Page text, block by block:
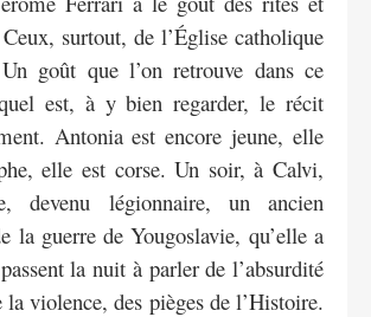
surtout, de l’Église catholique
goût que l’on retrouve dans ce
est, à y bien regarder, le récit
Antonia est encore jeune, elle
elle est corse. Un soir, à Calvi,
devenu légionnaire, un ancien
la guerre de Yougoslavie, qu’elle a
la nuit à parler de l’absurdité
violence, des pièges de l’Histoire.